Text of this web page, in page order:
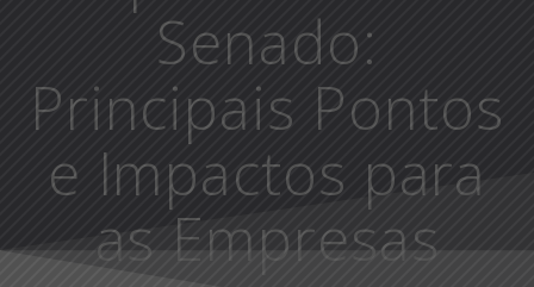
Senado:
Principais Pontos
e Impactos para
as Empresas